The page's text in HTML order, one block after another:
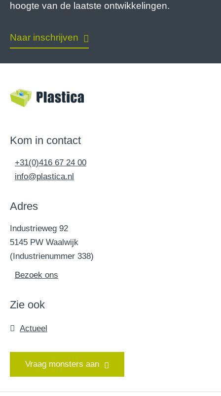
hoogte van de laatste ontwikkelingen.
Naar inschrijven
Kom in contact
+31(0)416 67 24 00
info@plastica.nl
Adres
Industrieweg 92
5145 PW Waalwijk
(Industrienummer 338)
Bezoek ons
Zie ook
Actueel
Vraag monsters aan